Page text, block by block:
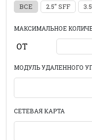
ВСЕ 2.5" SFF
МАКСИМАЛЬНОЕ
ОТ
МОДУЛЬ УДАЛЕННОГО
СЕТЕВАЯ КАРТА